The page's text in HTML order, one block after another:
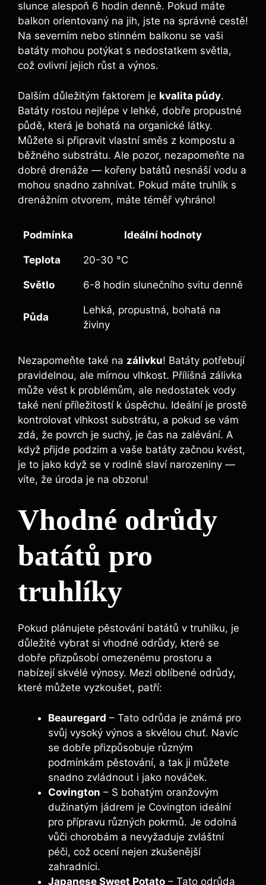
slunce ⁤alespoň 6 hodin denně. Pokud máte​
balkon orientovaný na jih, jste na správné cestě!
Na severním nebo ⁤stinném balkonu se vaši
batáty ​mohou potýkat⁤ s nedostatkem světla,
což ovlivní ‌jejich růst a výnos.
Dalším‌ důležitým faktorem je⁢ kvalita půdy.⁣
Batáty rostou nejlépe v lehké, dobře propustné
⁤půdě, ⁢která je⁤ bohatá na organické látky.⁢
Můžete si připravit vlastní směs​ z ‍kompostu a
běžného substrátu. Ale pozor, nezapomeňte‌ na​
dobré drenáže — kořeny batátů nesnáší vodu a
mohou snadno ⁣zahnívat. Pokud máte truhlík s
drenážním otvorem, máte téměř‍ vyhráno!
Podmínka Ideální⁣ hodnoty
Teplota 20-30 °C
Světlo 6-8 hodin slunečního svitu denně
Půda
Lehká, propustná, bohatá ⁢na
živiny
Nezapomeňte také na zálivku!​ Batáty potřebují
pravidelnou, ale mírnou⁣ vlhkost.‌ Přílišná⁢ zálivka
může vést k problémům,⁤ ale nedostatek vody
také není příležitostí k úspěchu.⁢ Ideální je prostě
kontrolovat vlhkost​ substrátu, a pokud ⁤se vám
zdá, že‍ povrch ‌je ​suchý, je čas na zalévání. ‍A
když přijde podzim a vaše batáty začnou kvést,
je to jako když ‌se v⁣ rodině slaví narozeniny —
víte, ⁢že úroda je na​ obzoru!
Vhodné odrůdy
batátů pro
truhlíky
Pokud plánujete ‌pěstování batátů v⁤ truhlíku, je
⁢důležité ⁢vybrat si vhodné ​odrůdy, které se
dobře přizpůsobí omezenému prostoru a
nabízejí skvélé výnosy. Mezi oblíbené odrůdy,
které můžete ⁢vyzkoušet, patří:
Beauregard –⁣ Tato odrůda‌ je známá pro
svůj vysoký výnos a skvělou⁣ chuť. Navíc
se dobře přizpůsobuje různým
podmínkám‍ pěstování, ‌a tak ji můžete
snadno zvládnout i jako nováček.
Covington –​ S bohatým oranžovým
dužinatým jádrem je Covington ideální
⁣pro přípravu různých pokrmů. ​Je ⁤odolná
⁣vůči‌ chorobám a nevyžaduje zvláštní
péči,‌ což ocení‍ nejen zkušenější
zahradníci.
Japanese Sweet Potato – Tato odrůda